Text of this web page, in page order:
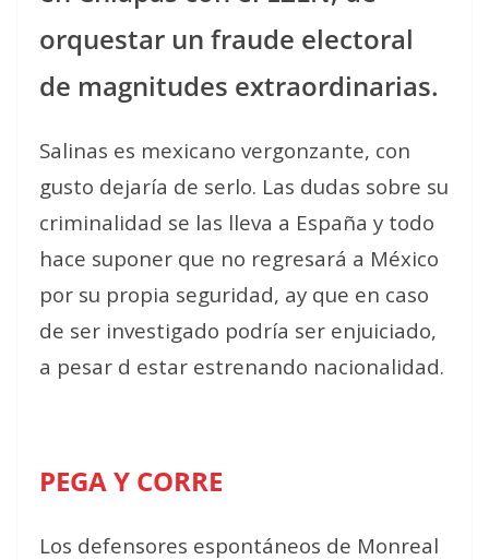
orquestar un fraude electoral
de magnitudes extraordinarias.
Salinas es mexicano vergonzante, con
gusto dejaría de serlo. Las dudas sobre su
criminalidad se las lleva a España y todo
hace suponer que no regresará a México
por su propia seguridad, ay que en caso
de ser investigado podría ser enjuiciado,
a pesar d estar estrenando nacionalidad.
PEGA Y CORRE
Los defensores espontáneos de Monreal